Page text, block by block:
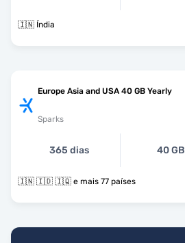
🇮🇳 Índia
Europe Asia and USA 40 GB Yearly
Sparks
365 dias 40 GB
🇮🇳 🇮🇩 🇮🇶 e mais 77 países